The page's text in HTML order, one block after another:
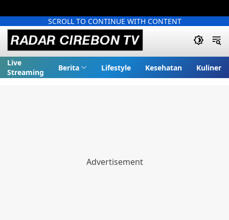
SCROLL TO CONTINUE WITH CONTENT
Live
Streaming
Berita Lifestyle Kesehatan Kuliner